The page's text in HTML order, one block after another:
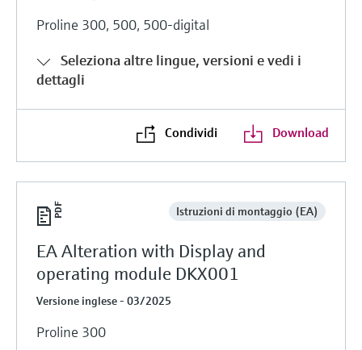
Proline 300, 500, 500-digital
Seleziona altre lingue, versioni e vedi i
dettagli
Condividi Download
Istruzioni di montaggio (EA)
EA Alteration with Display and
operating module DKX001
Versione inglese - 03/2025
Proline 300